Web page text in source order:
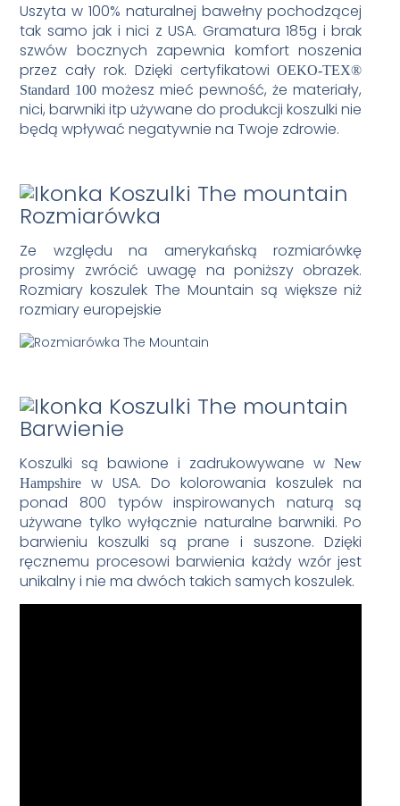
Uszyta w 100% naturalnej bawełny pochodzącej
tak samo jak i nici z USA. Gramatura 185g i brak
szwów bocznych zapewnia komfort noszenia
przez cały rok. Dzięki certyfikatowiOEKO-TEX®
Standard 100możesz mieć pewność, że materiały,
nici, barwniki itp używane do produkcji koszulki nie
będą wpływać negatywnie na Twoje zdrowie.
Rozmiarówka
Ze względu na amerykańską rozmiarówkę
prosimy zwrócić uwagę na poniższy obrazek.
Rozmiary koszulek The Mountain są większe niż
rozmiary europejskie
Barwienie
Koszulki są bawione i zadrukowywane wNew
Hampshire
w USA. Do kolorowania koszulek na
ponad 800 typów inspirowanych naturą są
używane tylko wyłącznie naturalne barwniki. Po
barwieniu koszulki są prane i suszone. Dzięki
ręcznemu procesowi barwienia każdy wzór jest
unikalny i nie ma dwóch takich samych koszulek.